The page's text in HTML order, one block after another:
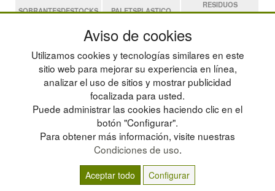
SOBRANTESDESTOCKS PALETSPLASTICO
RESIDUOS
Residuos
Estanterias
POLÍTICA DE PRIVACIDAD
CONDICIONES DE USO
CAMBIOS Y DEVOLUCIONES
CONTACTO
MAPA WEB
PREGUNTAS FRECUENTES
INGRESA A TU CUENTA
© residuos.com - Todos los derechos reservados
Aviso de cookies
Utilizamos cookies y tecnologías similares en este
sitio web para mejorar su experiencia en línea,
analizar el uso de sitios y mostrar publicidad
focalizada para usted.
Puede administrar las cookies haciendo clic en el
botón "Configurar".
Para obtener más información, visite nuestras
Condiciones de uso.
Aceptar todo Configurar